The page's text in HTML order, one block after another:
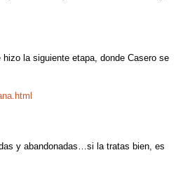
la siguiente etapa, donde Casero se
y abandonadas…si la tratas bien, es